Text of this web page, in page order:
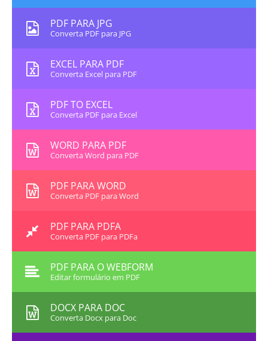
PDF PARA JPG
Converta PDF para JPG
EXCEL PARA PDF
Converta Excel para PDF
PDF TO EXCEL
Converta PDF para Excel
WORD PARA PDF
Converta Word para PDF
PDF PARA WORD
Converta PDF para Word
PDF PARA PDFA
Converta PDF para PDFa
PDF PARA O WEBFORM
Editar formulário em PDF
DOCX PARA DOC
Converta Docx para Doc